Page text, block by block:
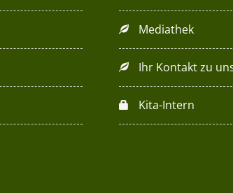
Mediathek
Ihr Kontakt zu
Kita-Intern